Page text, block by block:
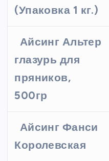
(Упаковка 1 кг.)
Айсинг Альтер
глазурь для
пряников,
500гр
Айсинг Фанси
Королевская